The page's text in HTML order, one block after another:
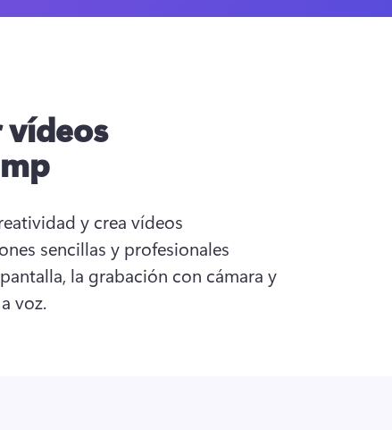
vídeos
y crea vídeos
sencillas y profesionales
la grabación con cámara y
voz.